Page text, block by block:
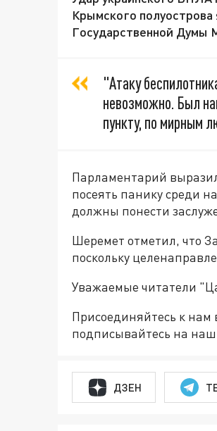
Крымского
Государственной Думы
"Атаку
невозможно. Был
пункту, по мирным
Парламентарий
посеять панику среди
должны понести
Шеремет отметил, что
поскольку
Уважаемые читатели
Присоединяйтесь к нам
подписывайтесь на наш
ДЗЕН